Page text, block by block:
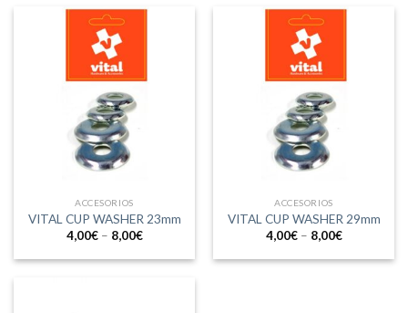
ACCESORIOS
VITAL CUP WASHER 23mm
4,00€– 8,00€
ACCESORIOS
VITAL CUP WASHER 29mm
4,00€– 8,00€